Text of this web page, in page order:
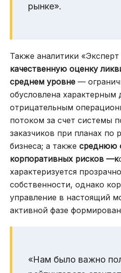
рынке».
Также аналитики
качественную оценку
среднем уровне —
обусловлена характерным
отрицательным
потоком за счет системы
заказчиков при планах по
бизнеса; а также среднюю
корпоративных рисков —к
характеризуется
собственности, однако
управление в настоящий
активной фазе
«Нам было важно